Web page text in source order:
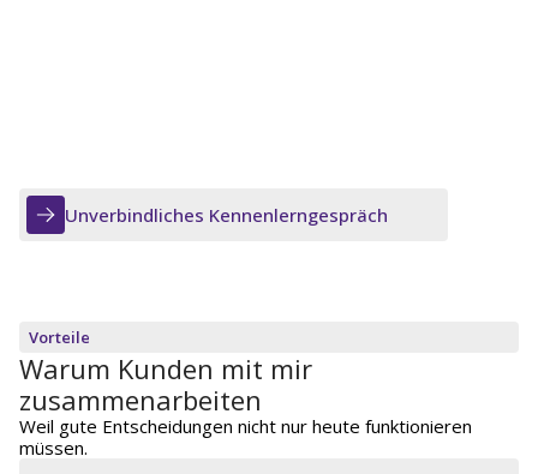
Unverbindliches Kennenlerngespräch
Vorteile
Warum Kunden mit mir
zusammenarbeiten
Weil gute Entscheidungen nicht nur heute funktionieren
müssen.